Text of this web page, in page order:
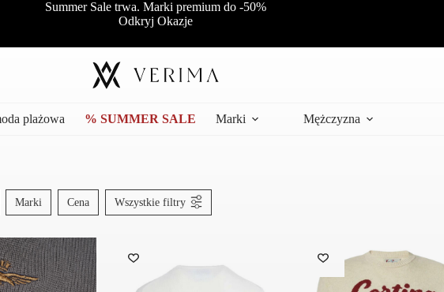
Summer Sale trwa. Marki premium do -50%
Odkryj Okazje
plażowa % SUMMER SALE Marki Mężczyzna
Marki Cena Wszystkie filtry